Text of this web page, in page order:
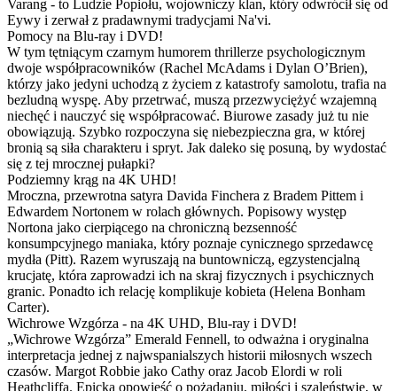
Varang - to Ludzie Popiołu, wojowniczy klan, który odwrócił się od
Eywy i zerwał z pradawnymi tradycjami Na'vi.
Pomocy na Blu-ray i DVD!
W tym tętniącym czarnym humorem thrillerze psychologicznym
dwoje współpracowników (Rachel McAdams i Dylan O’Brien),
którzy jako jedyni uchodzą z życiem z katastrofy samolotu, trafia na
bezludną wyspę. Aby przetrwać, muszą przezwyciężyć wzajemną
niechęć i nauczyć się współpracować. Biurowe zasady już tu nie
obowiązują. Szybko rozpoczyna się niebezpieczna gra, w której
bronią są siła charakteru i spryt. Jak daleko się posuną, by wydostać
się z tej mrocznej pułapki?
Podziemny krąg na 4K UHD!
Mroczna, przewrotna satyra Davida Finchera z Bradem Pittem i
Edwardem Nortonem w rolach głównych. Popisowy występ
Nortona jako cierpiącego na chroniczną bezsenność
konsumpcyjnego maniaka, który poznaje cynicznego sprzedawcę
mydła (Pitt). Razem wyruszają na buntowniczą, egzystencjalną
krucjatę, która zaprowadzi ich na skraj fizycznych i psychicznych
granic. Ponadto ich relację komplikuje kobieta (Helena Bonham
Carter).
Wichrowe Wzgórza - na 4K UHD, Blu-ray i DVD!
„Wichrowe Wzgórza” Emerald Fennell, to odważna i oryginalna
interpretacja jednej z najwspanialszych historii miłosnych wszech
czasów. Margot Robbie jako Cathy oraz Jacob Elordi w roli
Heathcliffa. Epicka opowieść o pożądaniu, miłości i szaleństwie, w